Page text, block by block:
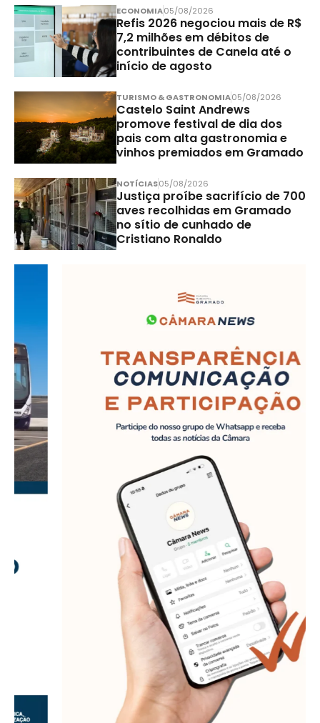
ECONOMIA05/08/2026
Refis 2026 negociou mais de R$
7,2 milhões em débitos de
contribuintes de Canela até o
início de agosto
TURISMO & GASTRONOMIA05/08/2026
Castelo Saint Andrews
promove festival de dia dos
pais com alta gastronomia e
vinhos premiados em Gramado
NOTÍCIAS05/08/2026
Justiça proíbe sacrifício de 700
aves recolhidas em Gramado
no sítio de cunhado de
Cristiano Ronaldo